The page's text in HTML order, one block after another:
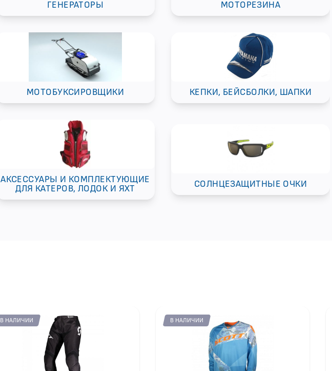
ГЕНЕРАТОРЫ МОТОРЕЗИНА
МОТОБУКСИРОВЩИКИ КЕПКИ, БЕЙСБОЛКИ, ШАПКИ
АКСЕССУАРЫ И КОМПЛЕКТУЮЩИЕ
ДЛЯ КАТЕРОВ, ЛОДОК И ЯХТ
СОЛНЦЕЗАЩИТНЫЕ ОЧКИ
В НАЛИЧИИ В НАЛИЧИИ